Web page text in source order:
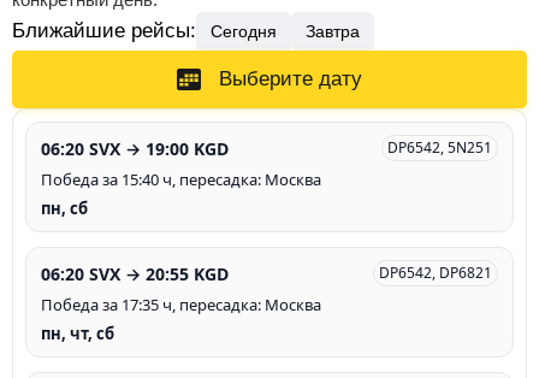
Ближайшие рейсы: Сегодня Завтра
Выберите дату
06:20 SVX → 19:00 KGD DP6542, 5N251
Победа за 15:40 ч, пересадка: Москва
пн, сб
06:20 SVX → 20:55 KGD DP6542, DP6821
Победа за 17:35 ч, пересадка: Москва
пн, чт, сб